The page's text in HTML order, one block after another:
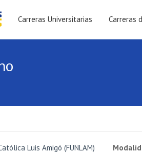
Carreras Universitarias Carreras
Luis Amigó (FUNLAM)